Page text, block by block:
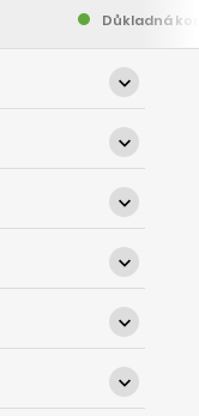
Důkladná





